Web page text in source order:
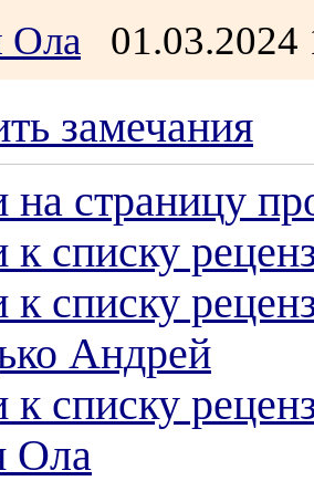
Ола
замечания
на страницу
списку
к списку
Андрей
к списку
Ола